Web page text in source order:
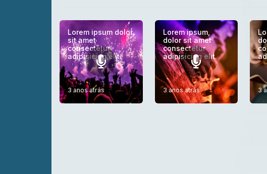
Lorem ipsum dolor
sit amet
consectetur
adipisicing elit.
3 anos atrás
Lorem ipsum,
dolor sit amet
consectetur
adipisicing elit.
3 anos atrás 3